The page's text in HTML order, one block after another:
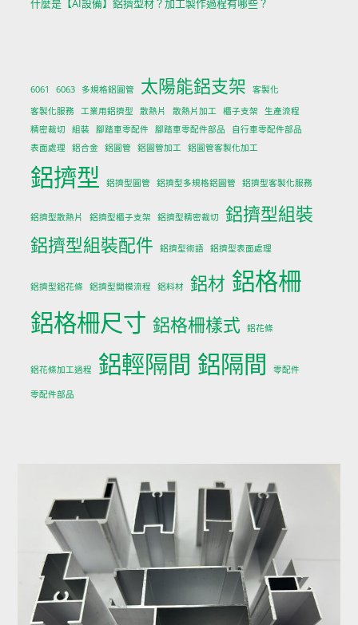
什麼是【AI設備】鋁擠型材？加工製作過程有哪些？
6061 6063 多規格鋁圓管 太陽能鋁支架
客製化
客製化服務
工業用鋁擠型 散熱片 散熱片加工 櫃子支架
生產流程
精密裁切
組裝 腳踏車零配件 腳踏車零配件部品
自行車零配件部品
表面處理
鋁合金 鋁圓管 鋁圓管加工 鋁圓管客製化加工
鋁擠型 鋁擠型圓管 鋁擠型多規格鋁圓管 鋁擠型客製化服務
鋁擠型散熱片 鋁擠型櫃子支架 鋁擠型精密裁切
鋁擠型組裝
鋁擠型組裝配件
鋁擠型術語 鋁擠型表面處理
鋁擠型鋁花條 鋁擠型開模流程 鋁料材 鋁材 鋁格柵
鋁格柵尺寸 鋁格柵樣式 鋁花條
鋁花條加工過程 鋁輕隔間 鋁隔間 零配件
零配件部品